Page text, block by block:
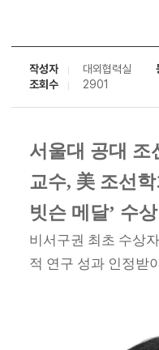
작성자 대외협력실
조회수
2901
서울대 공대 조
교수, 美 조선학
빗슨 메달’ 수상
비서구권 최초 수상
적 연구 성과 인정받